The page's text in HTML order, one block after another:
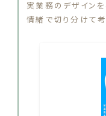
実業務のデザイン
情緒で切り分けて